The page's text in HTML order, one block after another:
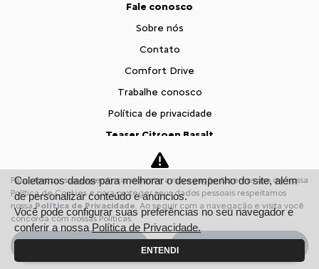
Fale conosco
Sobre nós
Contato
Comfort Drive
Trabalhe conosco
Política de privacidade
Teaser Citroen Basalt
Desacelere. Seu bem maior é a vida.
Desenvolvido pela DEALERSPACE ® Direitos Reservados.
Para otimizar sua experiência durante a navegação, fazemos uso de nossa
Política de Cookies e para proteger seus dados pessoais respeitamos
nossaPolítica de Privacidade. Ao seguir com a navegação e visita você
concorda com nossas Políticas.
Variavel de email vai ser: Variavel de JS > g_ECObj.email
Variavel de telefone vai ser: Variavel de JS >
g_ECObj.phone_number
Coletamos dados para melhorar o desempenho do site, além
de personalizar conteúdo e anúncios.
Você pode configurar suas preferências no seu navegador e
conferir a nossa Política de Privacidade.
ENTENDI